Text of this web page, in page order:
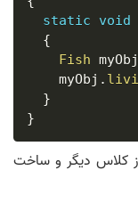
static
void
{
Fish myObj
    myObj
.
}
}
کلاس دیگر و ساخت